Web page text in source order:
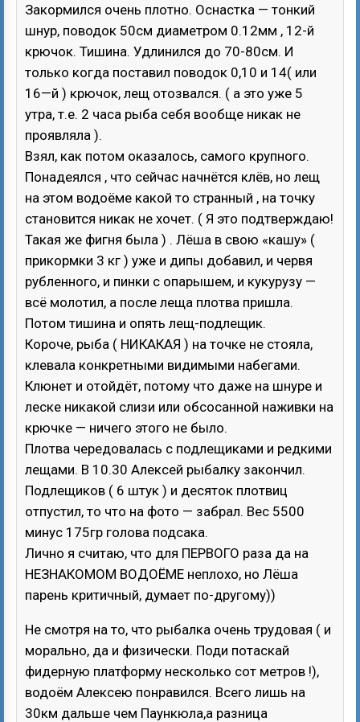
Закормился очень плотно. Оснастка — тонкий
шнур, поводок 50см диаметром 0.12мм , 12-й
крючок. Тишина. Удлинился до 70-80см. И
только когда поставил поводок 0,10 и 14( или
16—й ) крючок, лещ отозвался. ( а это уже 5
утра, т.е. 2 часа рыба себя вообще никак не
проявляла ).
Взял, как потом оказалось, самого крупного.
Понадеялся , что сейчас начнётся клёв, но лещ
на этом водоёме какой то странный , на точку
становится никак не хочет. ( Я это подтверждаю!
Такая же фигня была ) . Лёша в свою «кашу» (
прикормки 3 кг ) уже и дипы добавил, и червя
рубленного, и пинки с опарышем, и кукурузу —
всё молотил, а после леща плотва пришла.
Потом тишина и опять лещ-подлещик.
Короче, рыба ( НИКАКАЯ ) на точке не стояла,
клевала конкретными видимыми набегами.
Клюнет и отойдёт, потому что даже на шнуре и
леске никакой слизи или обсосанной наживки на
крючке — ничего этого не было.
Плотва чередовалась с подлещиками и редкими
лещами. В 10.30 Алексей рыбалку закончил.
Подлещиков ( 6 штук ) и десяток плотвиц
отпустил, то что на фото — забрал. Вес 5500
минус 175гр голова подсака.
Лично я считаю, что для ПЕРВОГО раза да на
НЕЗНАКОМОМ ВОДОЁМЕ неплохо, но Лёша
парень критичный, думает по-другому))
Не смотря на то, что рыбалка очень трудовая ( и
морально, да и физически. Поди потаскай
фидерную платформу несколько сот метров !),
водоём Алексею понравился. Всего лишь на
30км дальше чем Паункюла,а разница